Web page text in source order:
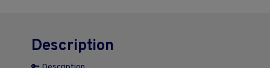
Description